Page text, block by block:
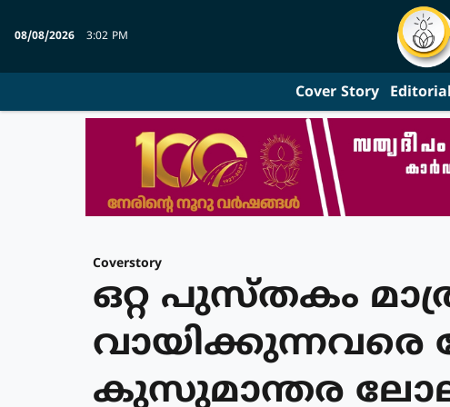
08/08/2026 3:02 PM
Cover Story Editorial
Coverstory
ഒറ്റ പുസ്തകം
വായിക്കുന്നവരെ
കുസുമാന്തര